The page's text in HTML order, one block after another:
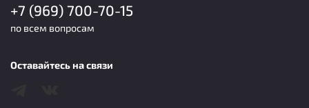
+7 (969) 700-70-15
по всем вопросам
Оставайтесь на связи